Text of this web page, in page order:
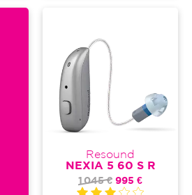
Resound
NEXIA 5 60 S R
1 045 € 995 €